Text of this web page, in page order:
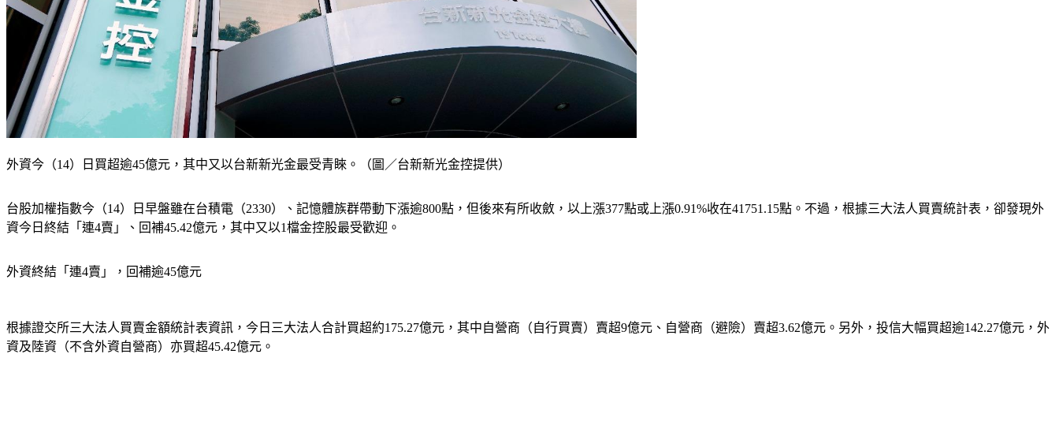
外資今（14）日買超逾45億元，其中又以台新新光金最受青睞。（圖／台新新光金控提供）
台股加權指數今（14）日早盤雖在台積電（2330）、記憶體族群帶動下漲逾800點，但後來有所收斂，以上漲377點或上漲0.91%收在41751.15點。不過，根據三大法人買賣統計表，卻發現外
資今日終結「連4賣」、回補45.42億元，其中又以1檔金控股最受歡迎。
外資終結「連4賣」，回補逾45億元
根據證交所三大法人買賣金額統計表資訊，今日三大法人合計買超約175.27億元，其中自營商（自行買賣）賣超9億元、自營商（避險）賣超3.62億元。另外，投信大幅買超逾142.27億元，外
資及陸資（不含外資自營商）亦買超45.42億元。